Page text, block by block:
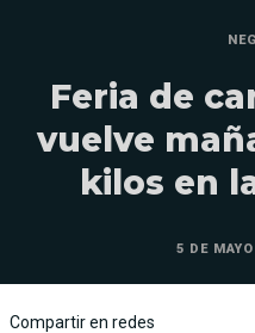
Feria de
vuelve
kilos en
5 DE
Compartir en redes